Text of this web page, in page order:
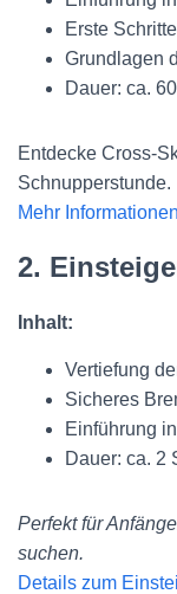
Erste
Grundlagen
Dauer: ca.
Entdecke Cross-
Schnupperstunde.
Mehr
2.
Inhalt:
Vertiefung
Sicheres
Einführung
Dauer: ca. 2
Perfekt für
suchen.
Details zum